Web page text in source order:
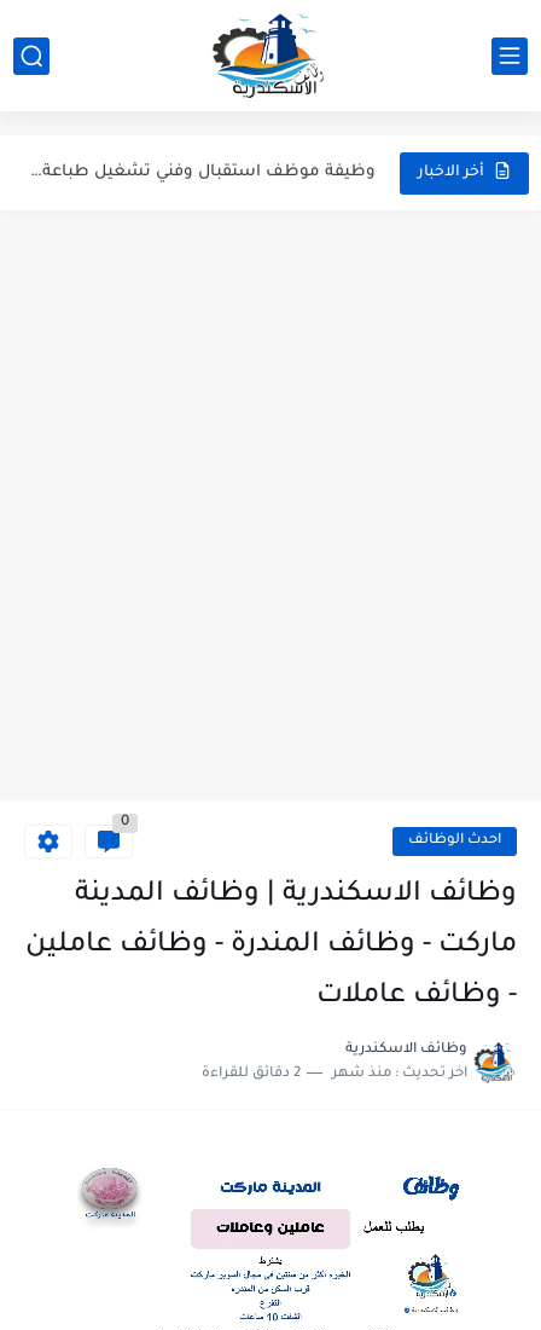
أخر الاخبار وظيفة موظف استقبال وفني تشغيل طباعة بشركة Artista - وظائف...
احدث الوظائف
0
وظائف الاسكندرية | وظائف المدينة
ماركت - وظائف المندرة - وظائف عاملين
- وظائف عاملات
وظائف الاسكندرية
اخر تحديث : منذ شهر 2 دقائق للقراءة